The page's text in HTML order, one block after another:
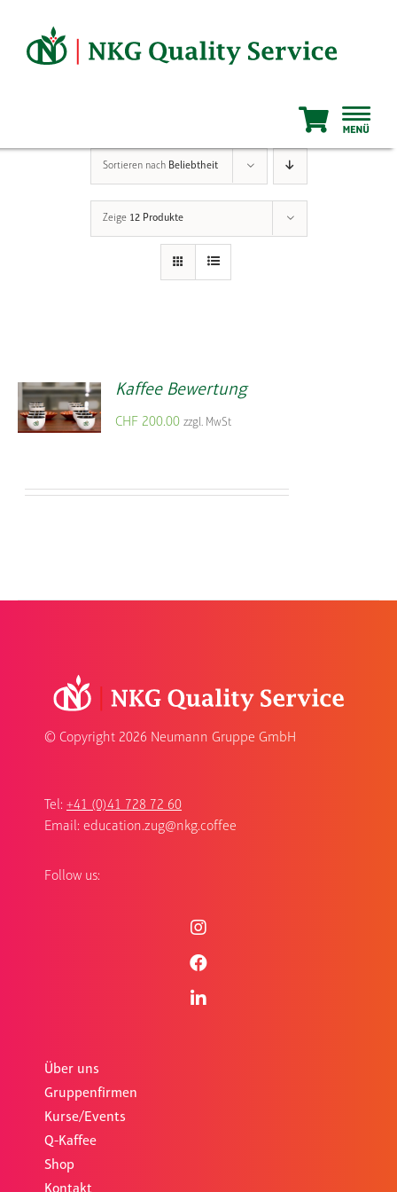
springen
Sortieren nach Beliebtheit
Zeige 12 Produkte
Kaffee Bewertung
CHF 200.00 zzgl. MwSt
Über uns
Gruppenfirmen
Kurse/Events
Q-Kaffee
Shop
Tel: +41 (0)41 728 72 60
Email: education.zug@nkg.coffee
Follow us:
© Copyright 2026 Neumann Gruppe GmbH